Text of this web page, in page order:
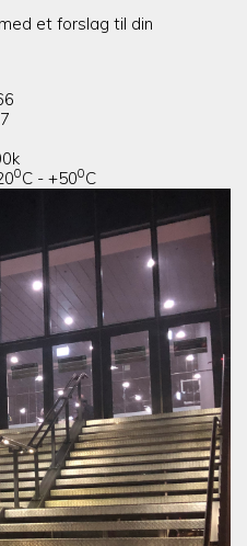
et forslag til din
0C - +500C